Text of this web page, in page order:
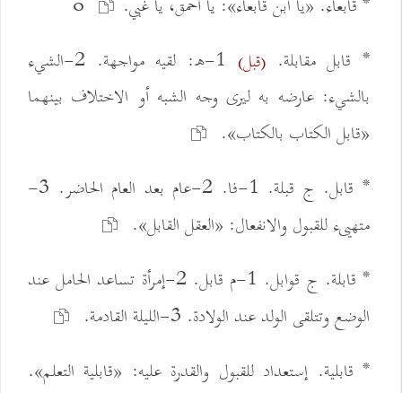
* قابل مقابلة.(قبل)
1-ه: لقيه مواجهة. 2-الشيء
بالشيء: عارضه به ليرى وجه الشبه أو الاختلاف بينهما
«قابل الكتاب بالكتاب».
* قابل. ج قبلة. 1-فا. 2-عام بعد العام الحاضر. 3-
متهيىء للقبول والانفعال: «العقل القابل».
* قابلة. ج قوابل. 1-م قابل. 2-إمرأة تساعد الحامل عند
الوضع وتتلقى الولد عند الولادة. 3-الليلة القادمة.
* قابلية. إستعداد للقبول والقدرة عليه: «قابلية التعلم».